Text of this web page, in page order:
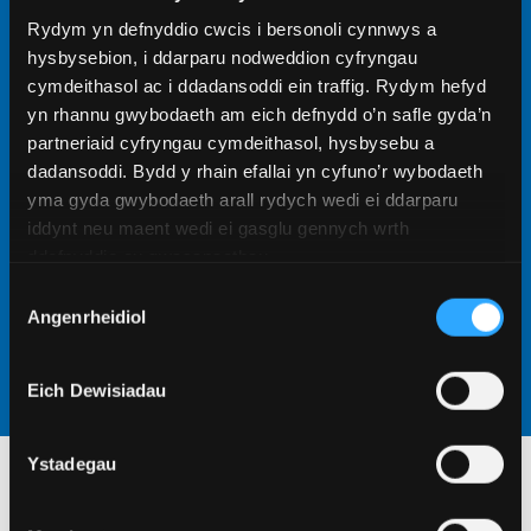
Rydym yn defnyddio cwcis i bersonoli cynnwys a
hysbysebion, i ddarparu nodweddion cyfryngau
cymdeithasol ac i ddadansoddi ein traffig. Rydym hefyd
yn rhannu gwybodaeth am eich defnydd o’n safle gyda’n
partneriaid cyfryngau cymdeithasol, hysbysebu a
dadansoddi. Bydd y rhain efallai yn cyfuno’r wybodaeth
yma gyda gwybodaeth arall rydych wedi ei ddarparu
iddynt neu maent wedi ei gasglu gennych wrth
Caniatâd
Angenrheidiol
Eich Dewisiadau
Ystadegau
Gweld ein meysydd pwnc Ymchwil Ôl-
raddedig
Cewch gyfle yma i ymarfer eich sgiliau ymchwil yng
nghwmni cyfoedion ac athrawon sydd yn rhannu
eich angerdd i gynyddu dealltwriaeth y byd am eich
dewis o faes astudio. Dewch i weld ein rhaglenni
ymchwil.